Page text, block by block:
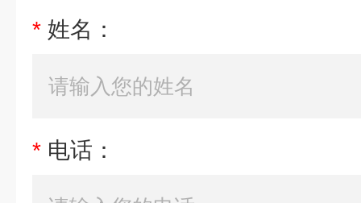
* 姓名：
* 电话：